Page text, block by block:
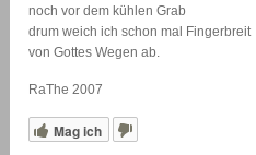
noch vor dem kühlen Grab
drum weich ich schon mal Fingerbreit
von Gottes Wegen ab.
RaThe 2007
Mag ich